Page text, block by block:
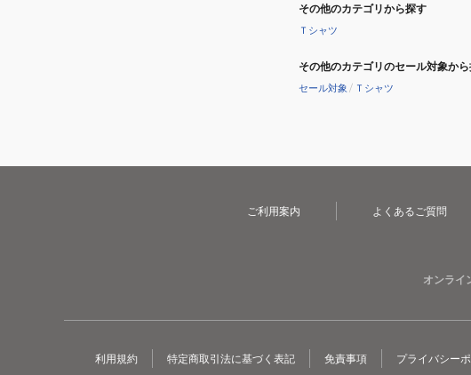
その他のカテゴリから探す
Ｔシャツ
その他のカテゴリのセール対象か
セール対象 / Ｔシャツ
ご利用案内 よくあるご質問
オンライ
利用規約 特定商取引法に基づく表記 免責事項 プライバシー